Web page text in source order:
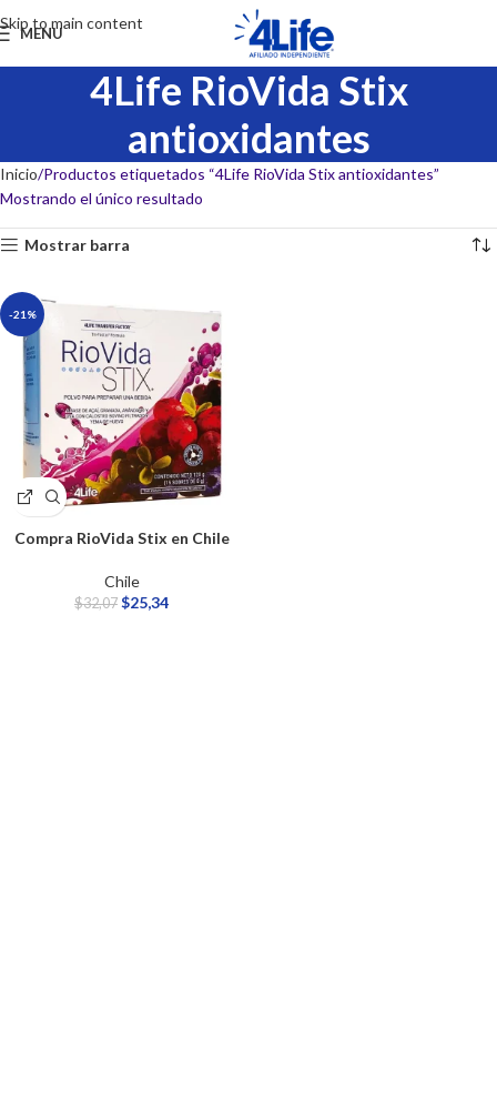
Skip to main content
MENU
4Life RioVida Stix
antioxidantes
Inicio Productos etiquetados “4Life RioVida Stix antioxidantes”
Mostrando el único resultado
Mostrar barra
-21%
Compra RioVida Stix en Chile
Chile
$32,07 $25,34